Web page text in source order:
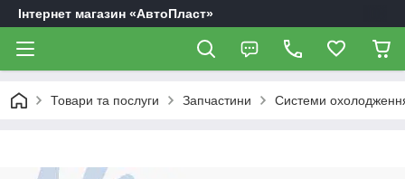
Інтернет магазин «АвтоПласт»
Товари та послуги Запчастини Системи